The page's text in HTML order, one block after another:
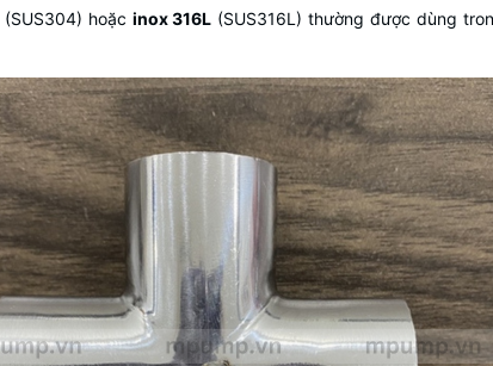
(SUS304) hoặc inox 316L (SUS316L) thường được dùng